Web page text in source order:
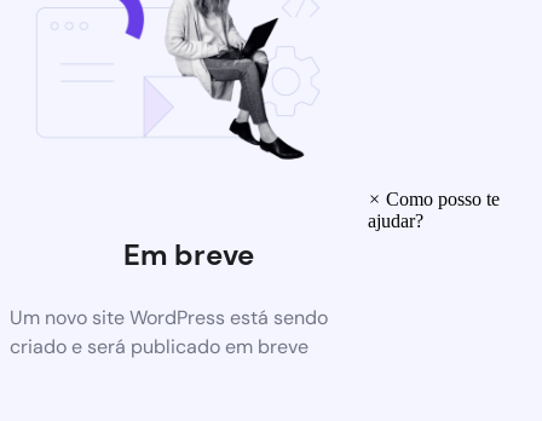
Em breve
Um novo site WordPress está sendo
criado e será publicado em breve
× Como posso te
ajudar?